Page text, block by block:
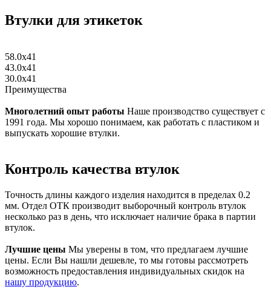
Втулки для этикеток
58.0x41
43.0x41
30.0x41
Преимущества
Многолетний опыт работы Наше производство существует с
1991 года. Мы хорошо понимаем, как работать с пластиком и
выпускать хорошие втулки.
Контроль качества втулок
Точность длины каждого изделия находится в пределах 0.2
мм. Отдел ОТК производит выборочный контроль втулок
несколько раз в день, что исключает наличие брака в партии
втулок.
Лучшие цены Мы уверены в том, что предлагаем лучшие
цены. Если Вы нашли дешевле, то мы готовы рассмотреть
возможность предоставления индивидуальных скидок на
нашу продукцию.